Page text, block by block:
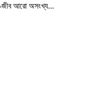
জীব আরো অসংখ্য...